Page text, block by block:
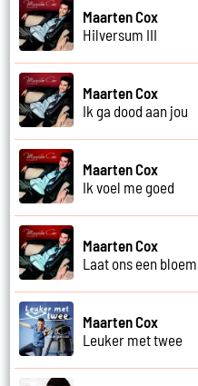
Maarten Cox
Hilversum III
Maarten Cox
Ik ga dood aan jou
Maarten Cox
Ik voel me goed
Maarten Cox
Laat ons een bloem
Maarten Cox
Leuker met twee